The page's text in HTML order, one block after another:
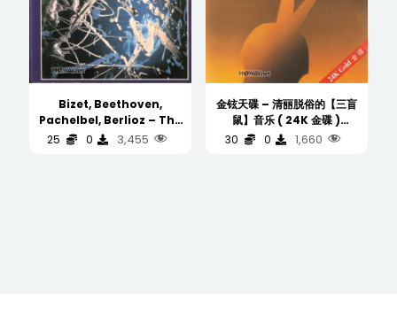
Bizet, Beethoven,
Pachelbel, Berlioz – The
All Star Percussion
25 0 3,455
金铉天碟 – 清丽脱俗的【三盲
鼠】音乐 ( 24K 金碟 )
(WAV/16/44.1/625MB)
30 0 1,660